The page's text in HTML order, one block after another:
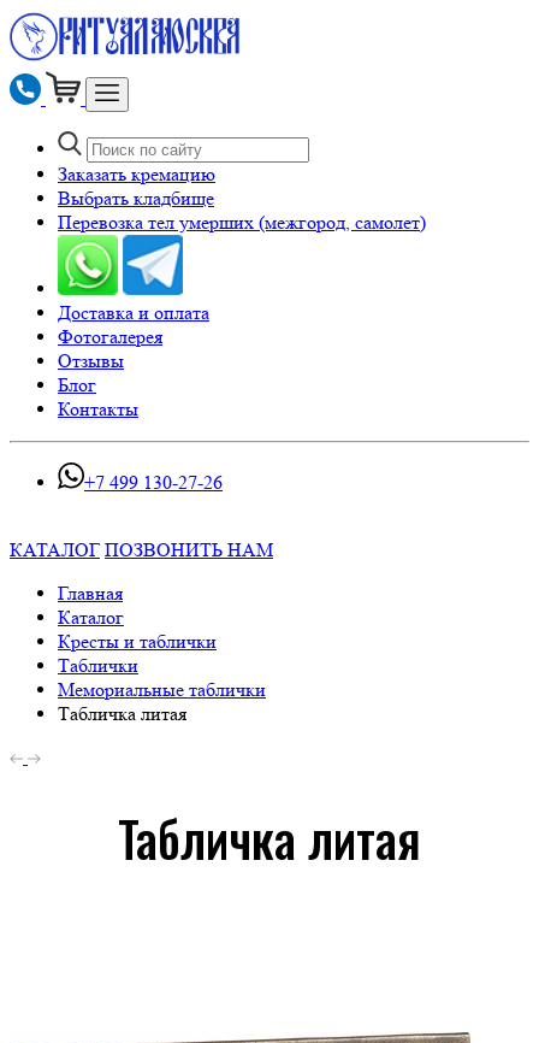
Заказать кремацию
Выбрать кладбище
Перевозка тел умерших (межгород, самолет)
Доставка и оплата
Фотогалерея
Отзывы
Блог
Контакты
+7 499 130-27-26
КАТАЛОГ ПОЗВОНИТЬ НАМ
Главная
Каталог
Кресты и таблички
Таблички
Мемориальные таблички
Табличка литая
Табличка литая